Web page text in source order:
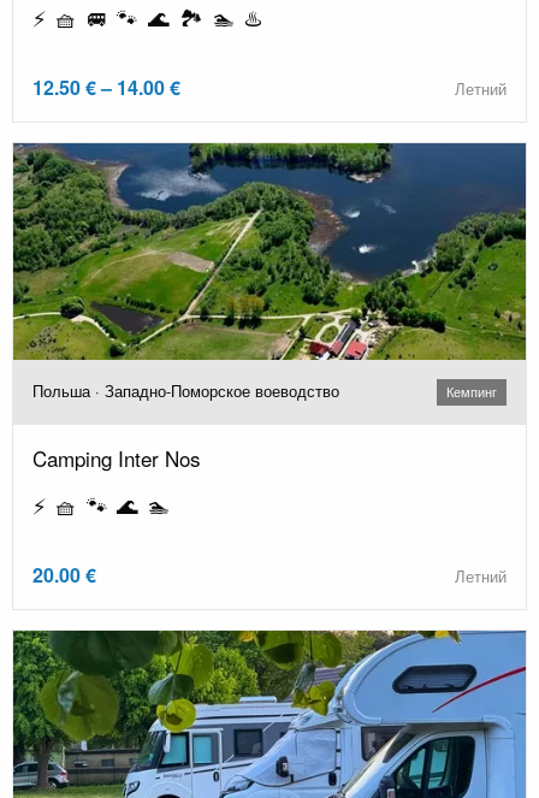
⚡ 🧺 🚐 🐾 🌊 🏞️ 🏊 ♨️
12.50 € – 14.00 € Летний
Польша · Западно-Поморское воеводство Кемпинг
Camping Inter Nos
⚡ 🧺 🐾 🌊 🏊
20.00 € Летний